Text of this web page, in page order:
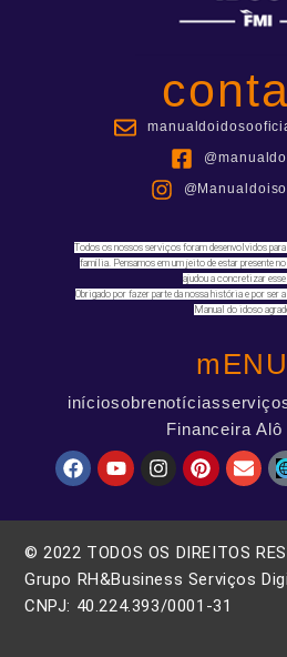
Todos os nossos serviços foram desenvolvidos
família. Pensamos em um jeito de estar presente
ajudou a concretizar esse
Obrigado por fazer parte da nossa história e por ser
Manual do idoso
mENU
iníciosobrenotícias
Financeira Alô
© 2022 TODOS OS DIREITOS
Grupo RH&Business Serviços
CNPJ: 40.224.393/0001-31